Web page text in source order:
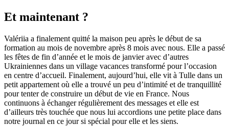
Et maintenant ?
Valériia a finalement quitté la maison peu après le début de sa
formation au mois de novembre après 8 mois avec nous. Elle a passé
les fêtes de fin d’année et le mois de janvier avec d’autres
Ukrainiennes dans un village vacances transformé pour l’occasion
en centre d’accueil. Finalement, aujourd’hui, elle vit à Tulle dans un
petit appartement où elle a trouvé un peu d’intimité et de tranquillité
pour tenter de construire un début de vie en France. Nous
continuons à échanger régulièrement des messages et elle est
d’ailleurs très touchée que nous lui accordions une petite place dans
notre journal en ce jour si spécial pour elle et les siens.